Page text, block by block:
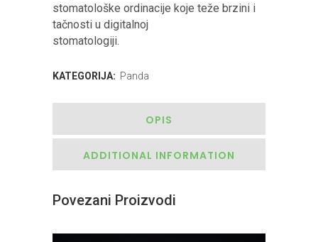
stomatološke ordinacije koje teže brzini i
tačnosti u digitalnoj
stomatologiji.
KATEGORIJA: Panda
OPIS
ADDITIONAL INFORMATION
Povezani Proizvodi